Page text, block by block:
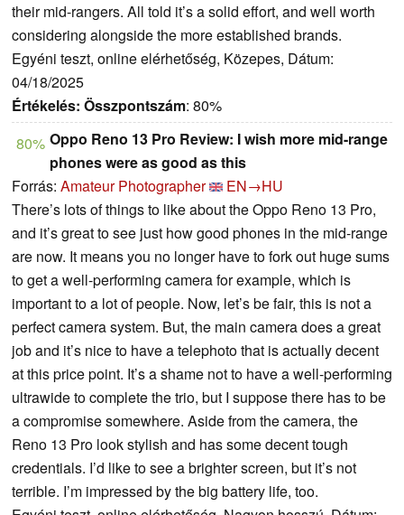
their mid-rangers. All told it’s a solid effort, and well worth
considering alongside the more established brands.
Egyéni teszt, online elérhetőség, Közepes, Dátum:
04/18/2025
Értékelés: Összpontszám: 80%
80% Oppo Reno 13 Pro Review: I wish more mid-range
phones were as good as this
Forrás: Amateur Photographer
EN→HU
There’s lots of things to like about the Oppo Reno 13 Pro,
and it’s great to see just how good phones in the mid-range
are now. It means you no longer have to fork out huge sums
to get a well-performing camera for example, which is
important to a lot of people. Now, let’s be fair, this is not a
perfect camera system. But, the main camera does a great
job and it’s nice to have a telephoto that is actually decent
at this price point. It’s a shame not to have a well-performing
ultrawide to complete the trio, but I suppose there has to be
a compromise somewhere. Aside from the camera, the
Reno 13 Pro look stylish and has some decent tough
credentials. I’d like to see a brighter screen, but it’s not
terrible. I’m impressed by the big battery life, too.